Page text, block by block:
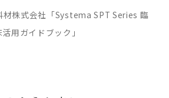
材株式会社「Systema SPT Series 臨
活用ガイドブック」